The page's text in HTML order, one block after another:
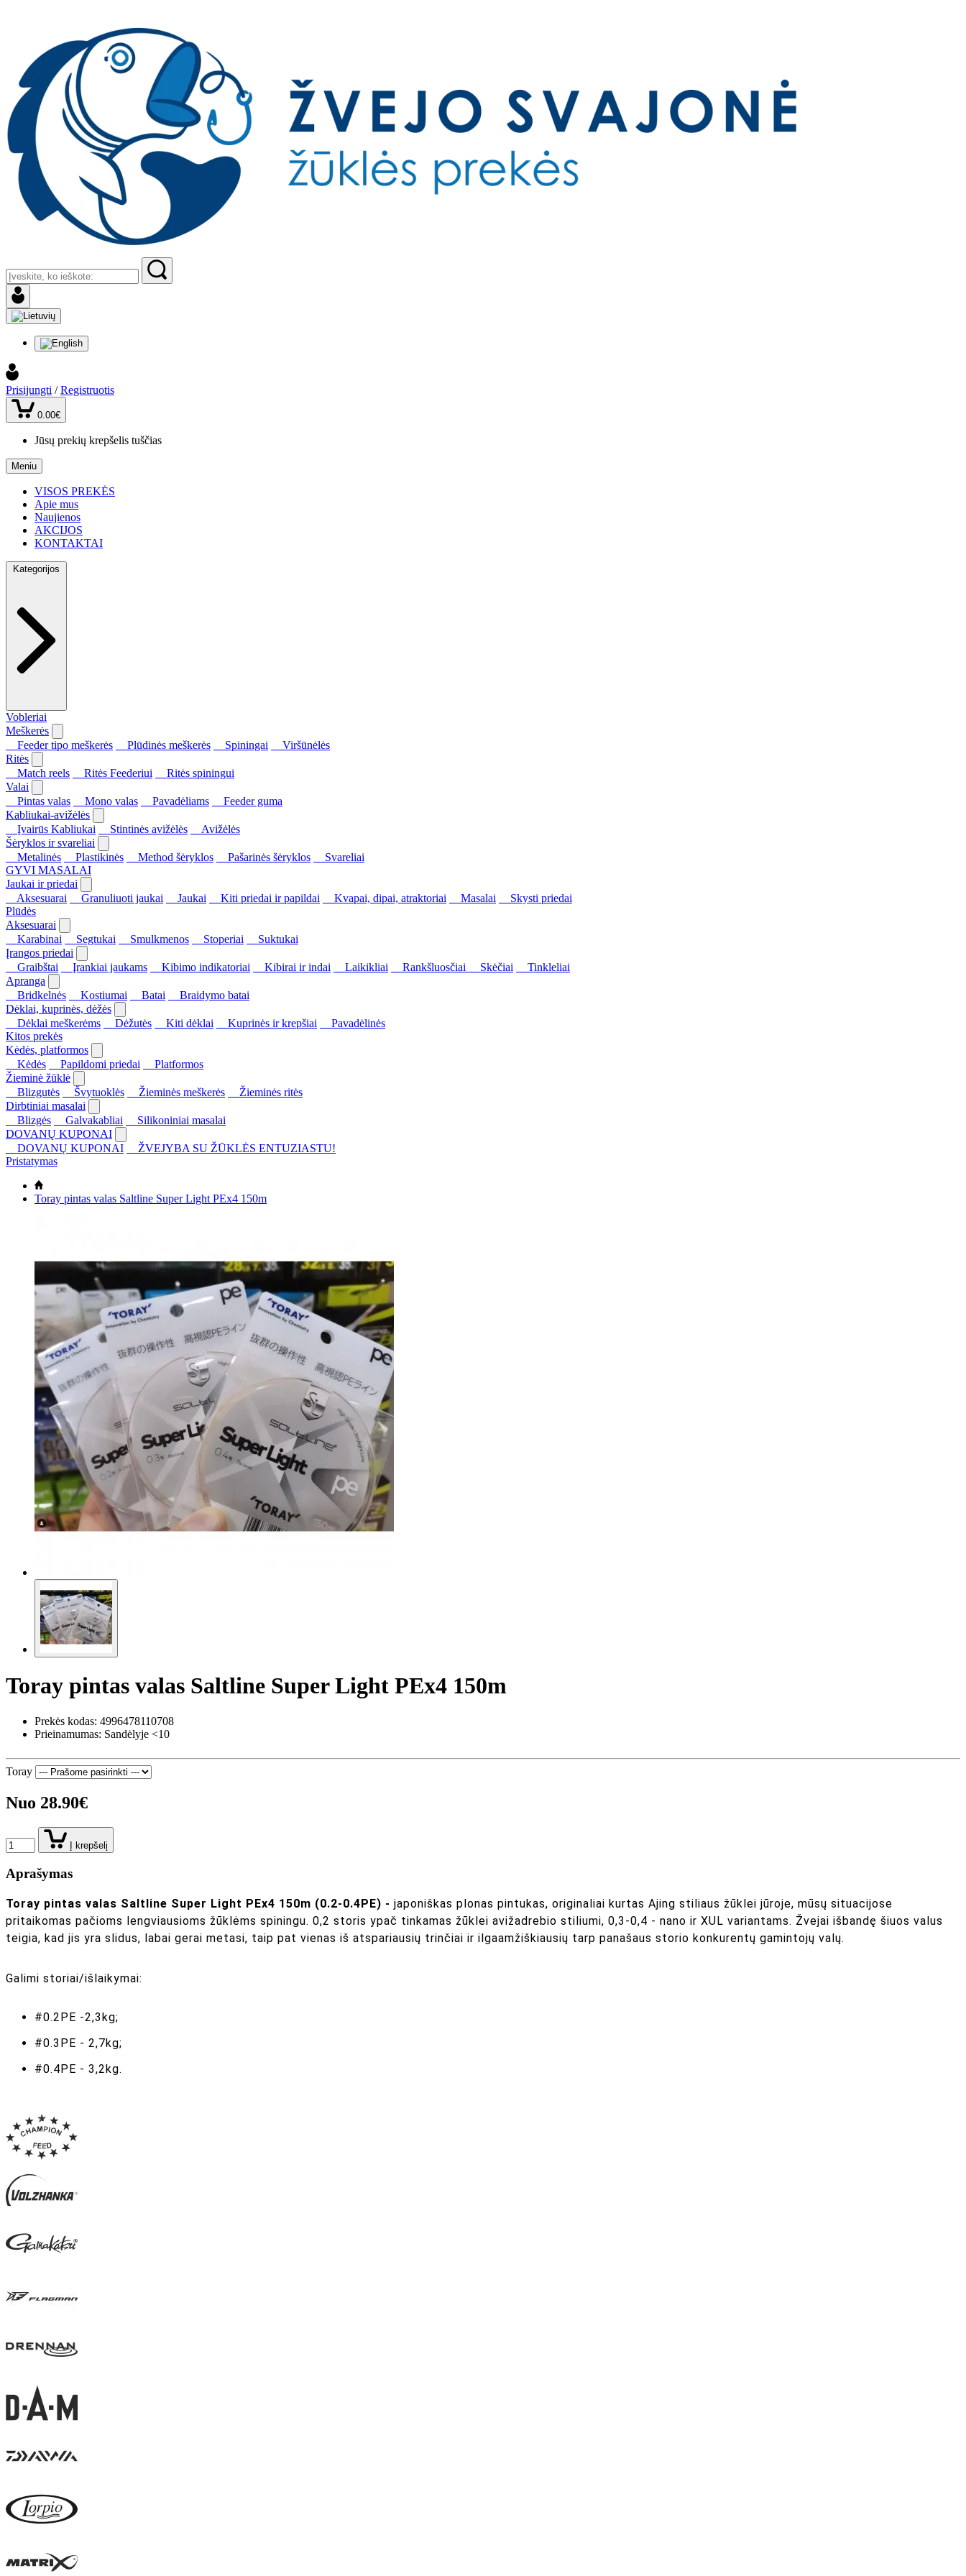
Prisijungti / Registruotis
0.00€
Jūsų prekių krepšelis tuščias
Meniu
VISOS PREKĖS
Apie mus
Naujienos
AKCIJOS
KONTAKTAI
Kategorijos
Vobleriai
Meškerės
Feeder tipo meškerės
Plūdinės meškerės Spiningai
Viršūnėlės
Ritės
Match reels
Ritės Feederiui
Ritės spiningui
Valai
Pintas valas
Mono valas Pavadėliams
Feeder guma
Kabliukai-avižėlės
Įvairūs Kabliukai
Stintinės avižėlės
Avižėlės
Šėryklos ir svareliai
Metalinės
Plastikinės Method šėryklos Pašarinės šėryklos
Svareliai
GYVI MASALAI
Jaukai ir priedai
Aksesuarai
Granuliuoti jaukai Jaukai Kiti priedai ir papildai Kvapai, dipai, atraktoriai Masalai
Skysti priedai
Plūdės
Aksesuarai
Karabinai
Segtukai Smulkmenos Stoperiai
Suktukai
Įrangos priedai
Graibštai
Įrankiai jaukams Kibimo indikatoriai Kibirai ir indai Laikikliai Rankšluosčiai Skėčiai
Tinkleliai
Apranga
Bridkelnės
Kostiumai Batai
Braidymo batai
Dėklai, kuprinės, dėžės
Dėklai meškerėms
Dėžutės Kiti dėklai Kuprinės ir krepšiai
Pavadėlinės
Kitos prekės
Kėdės, platformos
Kėdės
Papildomi priedai
Platformos
Žieminė žūklė
Blizgutės
Švytuoklės Žieminės meškerės
Žieminės ritės
Dirbtiniai masalai
Blizgės
Galvakabliai
Silikoniniai masalai
DOVANŲ KUPONAI
DOVANŲ KUPONAI
ŽVEJYBA SU ŽŪKLĖS ENTUZIASTU!
Pristatymas
Toray pintas valas Saltline Super Light PEx4 150m
Toray pintas valas Saltline Super Light PEx4 150m
Prekės kodas: 4996478110708
Prieinamumas: Sandėlyje <10
Toray
Nuo 28.90€
Į krepšelį
Aprašymas
Toray pintas valas Saltline Super Light PEx4 150m (0.2-0.4PE) - japoniškas plonas pintukas, originaliai kurtas Ajing stiliaus žūklei jūroje, mūsų situacijose
pritaikomas pačioms lengviausioms žūklėms spiningu. 0,2 storis ypač tinkamas žūklei avižadrebio stiliumi, 0,3-0,4 - nano ir XUL variantams. Žvejai išbandę šiuos valus
teigia, kad jis yra slidus, labai gerai metasi, taip pat vienas iš atspariausių trinčiai ir ilgaamžiškiausių tarp panašaus storio konkurentų gamintojų valų.
Galimi storiai/išlaikymai:
#0.2PE -2,3kg;
#0.3PE - 2,7kg;
#0.4PE - 3,2kg.